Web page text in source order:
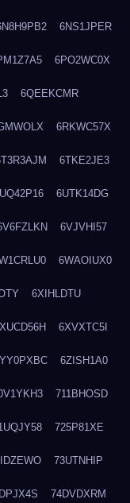
6NS1JPER
6PO2WC0X
6QEEKCMR
6RKWC57X
6TKE2JE3
6UTK14DG
6VJVHI57
6WAOIUX0
6XIHLDTU
6XVXTC5I
6ZISH1A0
711BHOSD
725P81XE
73UTNHIP
74DVDXRM